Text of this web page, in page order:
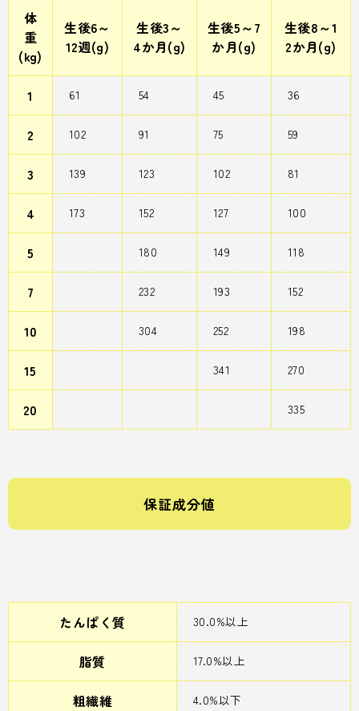
体
重
(kg)
生後6～
12週(g)
生後3～
4か月(g)
生後5～7
か月(g)
生後8～1
2か月(g)
1 61 54 45 36
2 102 91 75 59
3 139 123 102 81
4 173 152 127 100
5 180 149 118
7 232 193 152
10 304 252 198
15 341 270
20 335
保証成分値
たんぱく質 30.0%以上
脂質 17.0%以上
粗繊維 4.0%以下